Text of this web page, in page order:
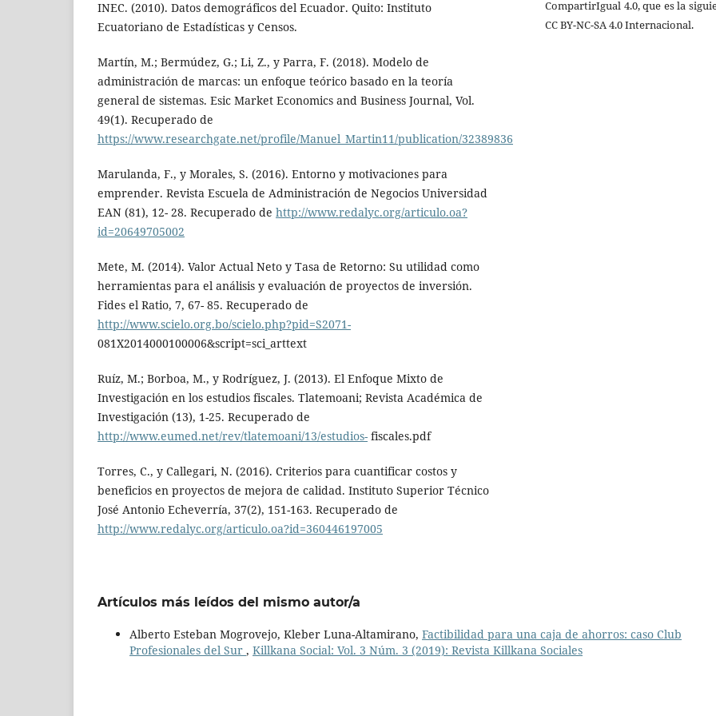
INEC. (2010). Datos demográficos del Ecuador. Quito: Instituto
Ecuatoriano de Estadísticas y Censos.
Martín, M.; Bermúdez, G.; Li, Z., y Parra, F. (2018). Modelo de
administración de marcas: un enfoque teórico basado en la teoría
general de sistemas. Esic Market Economics and Business Journal, Vol.
49(1). Recuperado de
https://www.researchgate.net/profile/Manuel_Martin11/publication/32389836
Marulanda, F., y Morales, S. (2016). Entorno y motivaciones para
emprender. Revista Escuela de Administración de Negocios Universidad
EAN (81), 12- 28. Recuperado de http://www.redalyc.org/articulo.oa?
id=20649705002
Mete, M. (2014). Valor Actual Neto y Tasa de Retorno: Su utilidad como
herramientas para el análisis y evaluación de proyectos de inversión.
Fides el Ratio, 7, 67- 85. Recuperado de
http://www.scielo.org.bo/scielo.php?pid=S2071-
081X2014000100006&script=sci_arttext
Ruíz, M.; Borboa, M., y Rodríguez, J. (2013). El Enfoque Mixto de
Investigación en los estudios fiscales. Tlatemoani; Revista Académica de
Investigación (13), 1-25. Recuperado de
http://www.eumed.net/rev/tlatemoani/13/estudios- fiscales.pdf
Torres, C., y Callegari, N. (2016). Criterios para cuantificar costos y
beneficios en proyectos de mejora de calidad. Instituto Superior Técnico
José Antonio Echeverría, 37(2), 151-163. Recuperado de
http://www.redalyc.org/articulo.oa?id=360446197005
CompartirIgual 4.0, que es la
CC BY-NC-SA 4.0 Internacional.
Artículos más leídos del mismo autor/a
Alberto Esteban Mogrovejo, Kleber Luna-Altamirano, Factibilidad para una caja de ahorros: caso Club
Profesionales del Sur , Killkana Social: Vol. 3 Núm. 3 (2019): Revista Killkana Sociales